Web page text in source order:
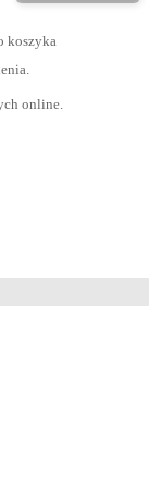
koszyka
online.